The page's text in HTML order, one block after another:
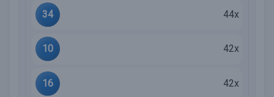
34 44x
10 42x
16 42x